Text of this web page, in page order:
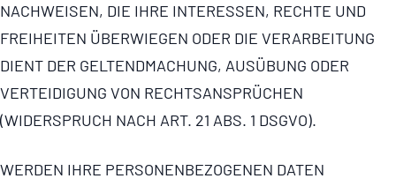
NACHWEISEN, DIE IHRE INTERESSEN, RECHTE UND
FREIHEITEN ÜBERWIEGEN ODER DIE VERARBEITUNG
DIENT DER GELTENDMACHUNG, AUSÜBUNG ODER
VERTEIDIGUNG VON RECHTS­AN­SPRÜ­CHEN
(WIDERSPRUCH NACH ART. 21 ABS. 1 DSGVO).
WERDEN IHRE PERSO­NEN­BE­ZO­GENEN DATEN